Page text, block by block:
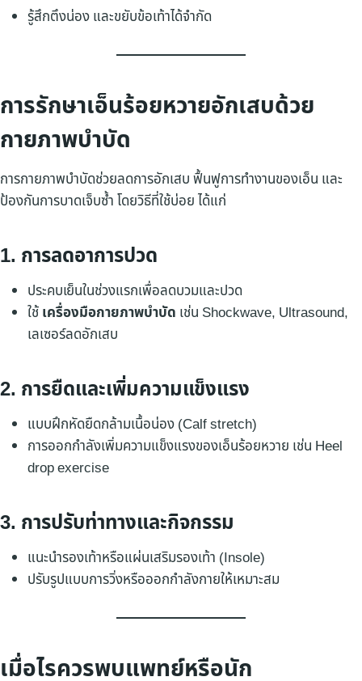
รู้สึกตึงน่อง และขยับข้อเท้าได้จำกัด
การรักษาเอ็นร้อยหวายอักเสบด้วย
กายภาพบำบัด
การกายภาพบำบัดช่วยลดการอักเสบ ฟื้นฟูการทำงานของเอ็น และ
ป้องกันการบาดเจ็บซ้ำ โดยวิธีที่ใช้บ่อย ได้แก่
1. การลดอาการปวด
ประคบเย็นในช่วงแรกเพื่อลดบวมและปวด
ใช้เครื่องมือกายภาพบำบัด เช่น Shockwave, Ultrasound,
เลเซอร์ลดอักเสบ
2. การยืดและเพิ่มความแข็งแรง
แบบฝึกหัดยืดกล้ามเนื้อน่อง (Calf stretch)
การออกกำลังเพิ่มความแข็งแรงของเอ็นร้อยหวาย เช่น Heel
drop exercise
3. การปรับท่าทางและกิจกรรม
แนะนำรองเท้าหรือแผ่นเสริมรองเท้า (Insole)
ปรับรูปแบบการวิ่งหรือออกกำลังกายให้เหมาะสม
เมื่อไรควรพบแพทย์หรือนัก